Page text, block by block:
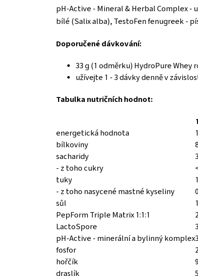
pH-Active - Mineral & Herbal Complex
bílé (Salix alba), TestoFen fenugreek -
Doporučené dávkování:
33 g (1 odměrku) HydroPure
užívejte 1 - 3 dávky denně v
Tabulka nutričních hodnot:
energetická hodnota
bílkoviny
sacharidy
- z toho cukry
tuky
- z toho nasycené mastné kyseliny
sůl
PepForm Triple Matrix 1:1:1
LactoSpore
pH-Active - minerální a bylinný komplex
fosfor
hořčík
draslík